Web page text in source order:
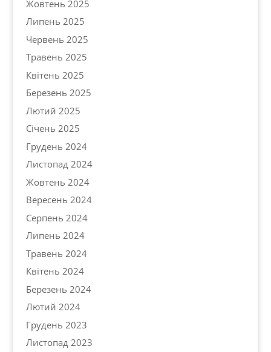
Жовтень 2025
Липень 2025
Червень 2025
Травень 2025
Квітень 2025
Березень 2025
Лютий 2025
Січень 2025
Грудень 2024
Листопад 2024
Жовтень 2024
Вересень 2024
Серпень 2024
Липень 2024
Травень 2024
Квітень 2024
Березень 2024
Лютий 2024
Грудень 2023
Листопад 2023